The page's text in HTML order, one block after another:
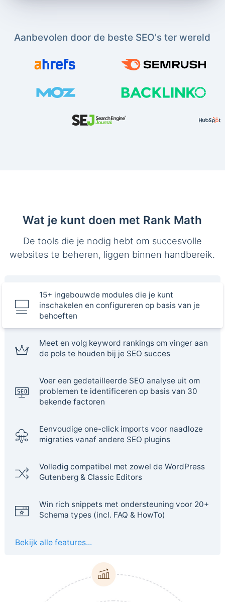
Aanbevolen door de beste SEO's ter wereld
Wat je kunt doen met Rank Math
De tools die je nodig hebt om succesvolle
websites te beheren, liggen binnen handbereik.
15+ ingebouwde modules die je kunt
inschakelen en configureren op basis van je
behoeften
Meet en volg keyword rankings om vinger aan
de pols te houden bij je SEO succes
Voer een gedetailleerde SEO analyse uit om
problemen te identificeren op basis van 30
bekende factoren
Eenvoudige one-click imports voor naadloze
migraties vanaf andere SEO plugins
Volledig compatibel met zowel de WordPress
Gutenberg & Classic Editors
Win rich snippets met ondersteuning voor 20+
Schema types (incl. FAQ & HowTo)
Bekijk alle features...